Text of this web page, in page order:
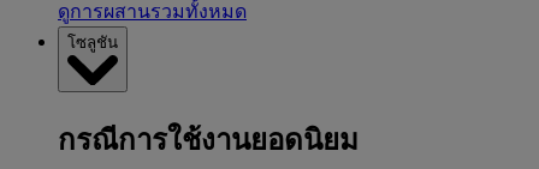
ดูการผสานรวมทั้งหมด
โซลูชัน
กรณีการใช้งานยอดนิยม